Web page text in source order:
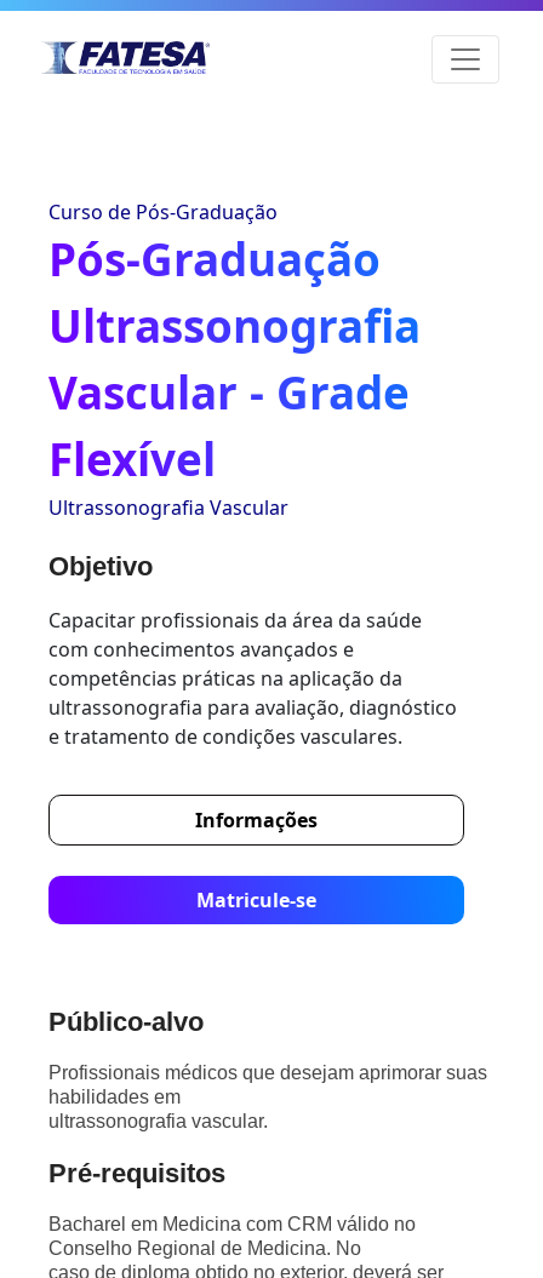
Curso de Pós-Graduação
Pós-Graduação
Ultrassonografia
Vascular - Grade
Flexível
Ultrassonografia Vascular
Objetivo
Capacitar profissionais da área da saúde
com conhecimentos avançados e
competências práticas na aplicação da
ultrassonografia para avaliação, diagnóstico
e tratamento de condições vasculares.
Informações
Matricule-se
Público-alvo
Profissionais médicos que desejam aprimorar suas
habilidades em
ultrassonografia vascular.
Pré-requisitos
Bacharel em Medicina com CRM válido no
Conselho Regional de Medicina. No
caso de diploma obtido no exterior, deverá ser